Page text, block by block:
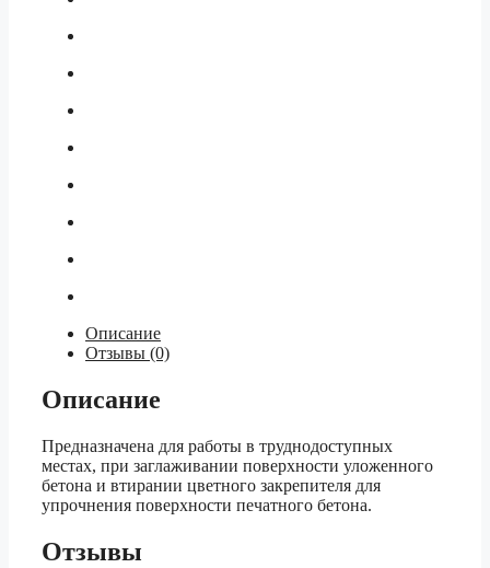
Описание
Отзывы (0)
Описание
Предназначена для работы в труднодоступных
местах, при заглаживании поверхности уложенного
бетона и втирании цветного закрепителя для
упрочнения поверхности печатного бетона.
Отзывы